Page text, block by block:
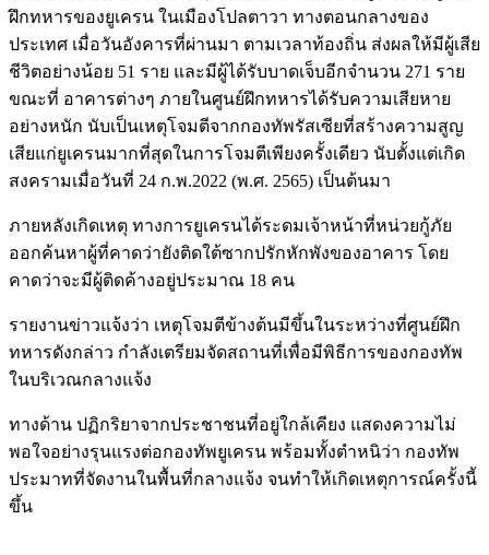
ฝึกทหารของยูเครน ในเมืองโปลตาวา ทางตอนกลางของ
ประเทศ เมื่อวันอังคารที่ผ่านมา ตามเวลาท้องถิ่น ส่งผลให้มีผู้เสีย
ชีวิตอย่างน้อย 51 ราย และมีผู้ได้รับบาดเจ็บอีกจำนวน 271 ราย
ขณะที่ อาคารต่างๆ ภายในศูนย์ฝึกทหารได้รับความเสียหาย
อย่างหนัก นับเป็นเหตุโจมตีจากกองทัพรัสเซียที่สร้างความสูญ
เสียแก่ยูเครนมากที่สุดในการโจมตีเพียงครั้งเดียว นับตั้งแต่เกิด
สงครามเมื่อวันที่ 24 ก.พ.2022 (พ.ศ. 2565) เป็นต้นมา
ภายหลังเกิดเหตุ ทางการยูเครนได้ระดมเจ้าหน้าที่หน่วยกู้ภัย
ออกค้นหาผู้ที่คาดว่ายังติดใต้ซากปรักหักพังของอาคาร โดย
คาดว่าจะมีผู้ติดค้างอยู่ประมาณ 18 คน
รายงานข่าวแจ้งว่า เหตุโจมตีข้างต้นมีขึ้นในระหว่างที่ศูนย์ฝึก
ทหารดังกล่าว กำลังเตรียมจัดสถานที่เพื่อมีพิธีการของกองทัพ
ในบริเวณกลางแจ้ง
ทางด้าน ปฏิกริยาจากประชาชนที่อยู่ใกล้เคียง แสดงความไม่
พอใจอย่างรุนแรงต่อกองทัพยูเครน พร้อมทั้งตำหนิว่า กองทัพ
ประมาทที่จัดงานในพื้นที่กลางแจ้ง จนทำให้เกิดเหตุการณ์ครั้งนี้
ขึ้น